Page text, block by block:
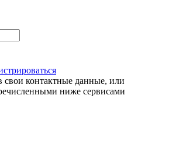
свои контактные данные, или
ниже сервисами